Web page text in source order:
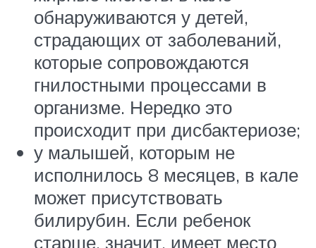
обнаруживаются у детей,
страдающих от заболеваний,
которые сопровождаются
гнилостными процессами в
организме. Нередко это
происходит при дисбактериозе;
у малышей, которым не
исполнилось 8 месяцев, в кале
может присутствовать
билирубин. Если ребенок
старше, значит, имеет место